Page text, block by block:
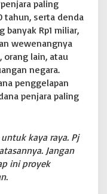
paling
tahun, serta denda
Rp1 miliar,
wewenangnya
lain, atau
negara.
penggelapan
penjara paling
kaya raya. Pj
Jangan
ini proyek